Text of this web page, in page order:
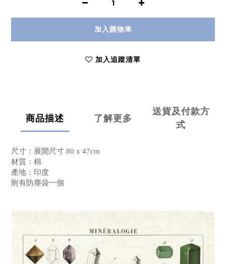
加入購物車
加入追蹤清單
商品描述 了解更多
送貨及付款方
式
尺寸：展開尺寸 80 x 47cm
材質：棉
產地：印度
附有防塵袋一個